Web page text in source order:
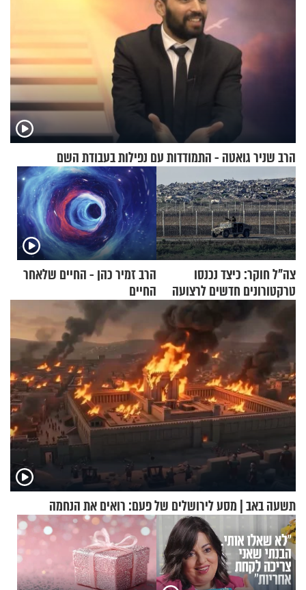
הרב שניר גואטה - התמודדות עם נפילות בעבודת השם
צה"ל חוקר: כיצד נכנסו
טרקטורונים חדשים לרצועה
הרב זמיר כהן - החיים שלאחר
החיים
תשעה באב | מסע לירושלים של פעם: רואים את הנחמה